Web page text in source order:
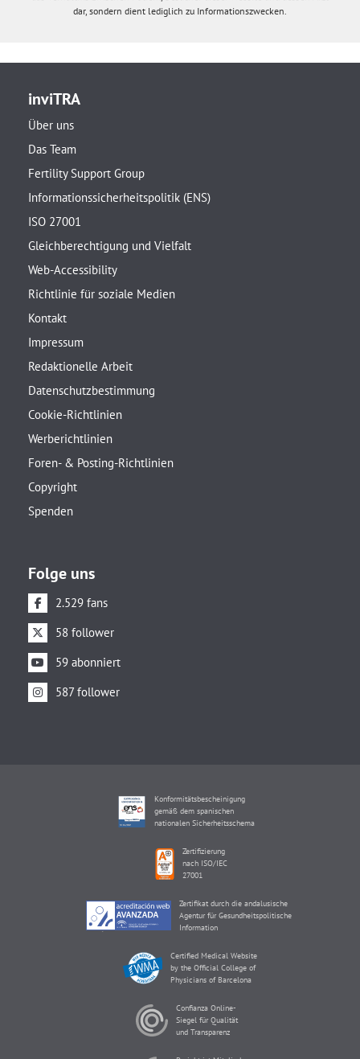
dar, sondern dient lediglich zu Informationszwecken.
inviTRA
Über uns
Das Team
Fertility Support Group
Informationssicherheitspolitik (ENS)
ISO 27001
Gleichberechtigung und Vielfalt
Web-Accessibility
Richtlinie für soziale Medien
Kontakt
Impressum
Redaktionelle Arbeit
Datenschutzbestimmung
Cookie-Richtlinien
Werberichtlinien
Foren- & Posting-Richtlinien
Copyright
Spenden
Folge uns
2.529 fans
58 follower
59 abonniert
587 follower
Konformitätsbescheinigung
gemäß dem spanischen
nationalen Sicherheitsschema
Zertifizierung
nach ISO/IEC
27001
Zertifikat durch die andalusische
Agentur für Gesundheitspolitische
Information
Certified Medical Website
by the Official College of
Physicians of Barcelona
Confianza Online-
Siegel für Qualität
und Transparenz